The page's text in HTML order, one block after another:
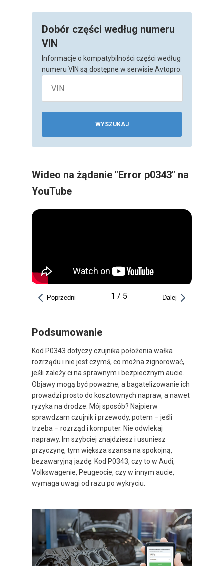
Dobór części według numeru
VIN
Informacje o kompatybilności części według
numeru VIN są dostępne w serwisie Avtopro.
WYSZUKAJ
Wideo na żądanie "Error p0343" na
YouTube
Poprzedni 1 / 5 Dalej
Podsumowanie
Kod P0343 dotyczy czujnika położenia wałka
rozrządu i nie jest czymś, co można zignorować,
jeśli zależy ci na sprawnym i bezpiecznym aucie.
Objawy mogą być poważne, a bagatelizowanie ich
prowadzi prosto do kosztownych napraw, a nawet
ryzyka na drodze. Mój sposób? Najpierw
sprawdzam czujnik i przewody, potem – jeśli
trzeba – rozrząd i komputer. Nie odwlekaj
naprawy. Im szybciej znajdziesz i usuniesz
przyczynę, tym większa szansa na spokojną,
bezawaryjną jazdę. Kod P0343, czy to w Audi,
Volkswagenie, Peugeocie, czy w innym aucie,
wymaga uwagi od razu po wykryciu.